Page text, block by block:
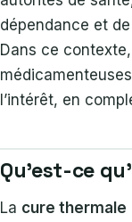
dépendance et
Dans ce
l’intérêt, en
Qu’est-ce
La cure thermale